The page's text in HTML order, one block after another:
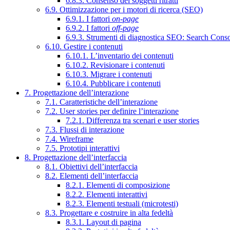
6.9. Ottimizzazione per i motori di ricerca (SEO)
6.9.1. I fattori on-page
6.9.2. I fattori off-page
6.9.3. Strumenti di diagnostica SEO: Search
6.10. Gestire i contenuti
6.10.1. L’inventario dei contenuti
6.10.2. Revisionare i contenuti
6.10.3. Migrare i contenuti
6.10.4. Pubblicare i contenuti
7. Progettazione dell’interazione
7.1. Caratteristiche dell’interazione
7.2. User stories per definire l’interazione
7.2.1. Differenza tra scenari e user stories
7.3. Flussi di interazione
7.4. Wireframe
7.5. Prototipi interattivi
8. Progettazione dell’interfaccia
8.1. Obiettivi dell’interfaccia
8.2. Elementi dell’interfaccia
8.2.1. Elementi di composizione
8.2.2. Elementi interattivi
8.2.3. Elementi testuali (microtesti)
8.3. Progettare e costruire in alta fedeltà
8.3.1. Layout di pagina